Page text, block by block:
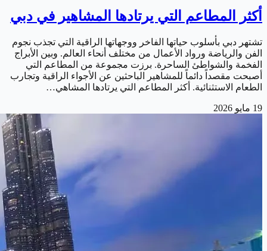
أكثر المطاعم التي يرتادها المشاهير في دبي
تشتهر دبي بأسلوب حياتها الفاخر ووجهاتها الراقية التي تجذب نجوم
الفن والرياضة ورواد الأعمال من مختلف أنحاء العالم. وبين الأبراج
الفخمة والشواطئ الساحرة. برزت مجموعة من المطاعم التي
أصبحت مقصداً دائماً للمشاهير الباحثين عن الأجواء الراقية وتجارب
الطعام الاستثنائية. أكثر المطاعم التي يرتادها المشاهي…
19 مايو 2026